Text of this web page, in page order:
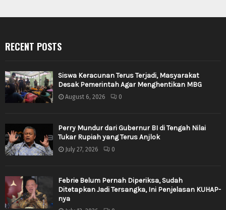
RECENT POSTS
Siswa Keracunan Terus Terjadi, Masyarakat
Desak Pemerintah Agar Menghentikan MBG
August 6, 2026 0
Perry Mundur dari Gubernur BI di Tengah Nilai
Tukar Rupiah yang Terus Anjlok
July 27, 2026 0
Febrie Belum Pernah Diperiksa, Sudah
Ditetapkan Jadi Tersangka, Ini Penjelasan KUHAP-
nya